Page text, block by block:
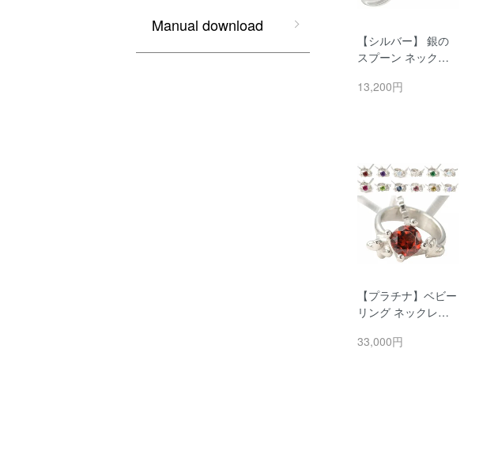
【シルバー】 銀の
スプーン ネックレ
誕生石 シルバー925
13,200円
【プラチナ】ベビー
リング ネックレス
ト クローバー シル
33,000円
Manual download